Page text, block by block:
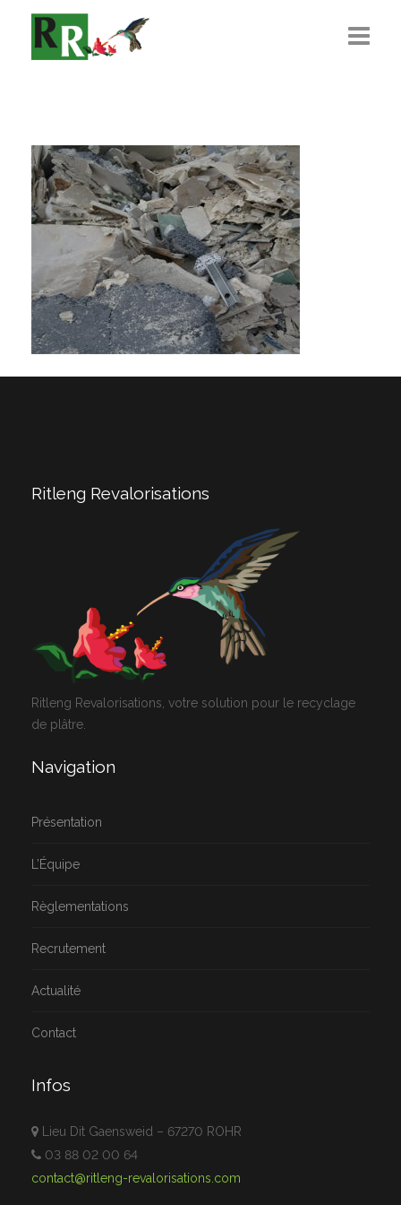
Règlementations
Recrutement
Actualité
Contact
Ritleng Revalorisations
Ritleng Revalorisations, votre solution pour le recyclage
de plâtre.
Navigation
Présentation
L’Équipe
Règlementations
Recrutement
Actualité
Contact
Infos
Lieu Dit Gaensweid – 67270 ROHR
03 88 02 00 64
contact@ritleng-revalorisations.com